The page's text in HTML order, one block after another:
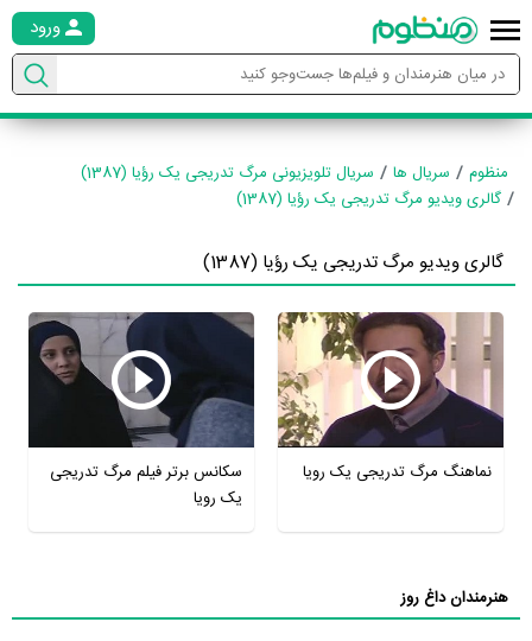
ورود
منظوم سریال ها
سریال تلویزیونی مرگ تدریجی یک رؤیا (1387)
گالری ویدیو مرگ تدریجی یک رؤیا (1387)
گالری ویدیو مرگ تدریجی یک رؤیا (1387)
نماهنگ مرگ تدریجی یک رویا
سکانس برتر فیلم مرگ تدریجی
یک رویا
هنرمندان داغ روز